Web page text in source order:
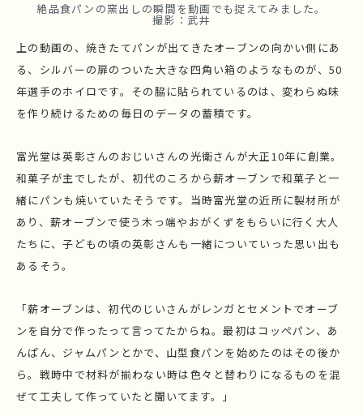
絶品食パンの窯出しの瞬間を動画でも捉えてみました。
撮影：武井
上の動画の、焼きたてパンが出てきたオーブンの向かい側にあ
る、シルバーの扉のついた大きな四角い箱のようなものが、50
年選手のホイロです。その脇に貼られているのは、変わらぬ味
を作り続けるための毎日のデータの蓄積です。
富光堂は英彰さんのおじいさんの光衛さんが大正10年に創業。
和菓子が主でしたが、初代のころから薪オーブンで和菓子と一
緒にパンも焼いていたそうです。当時富光堂の近所に製材所が
あり、薪オーブンで使う木っ端やおがくずをもらいに行く大人
たちに、子どもの頃の英彰さんも一緒についていった思い出も
あるそう。
「薪オーブンは、初代のじいさんがレンガとセメントでオーブ
ンを自分で作ったって言ってたからね。最初はコッペパン、あ
んぱん、ジャムパンとかで、山型食パンを始めたのはその後か
ら。戦時中で材料が揃わない時は色々と替わりになるものを混
ぜて工夫して作っていたと聞いてます。」